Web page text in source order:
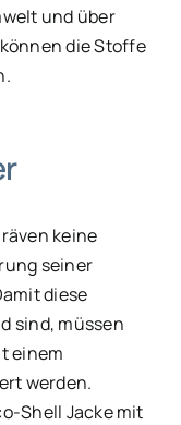
und über
die Stoffe
keine
seiner
diese
sind, müssen
einem
werden.
Shell Jacke mit